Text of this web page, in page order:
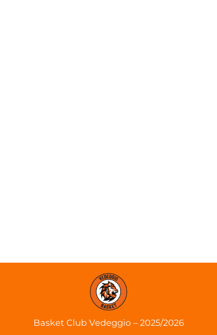
Basket Club Vedeggio – 2025/2026